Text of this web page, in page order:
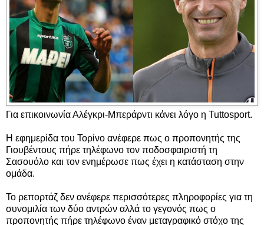
Για επικοινωνία Αλέγκρι-Μπεράρντι κάνει λόγο η Tuttosport.
Η εφημερίδα του Τορίνο ανέφερε πως ο προπονητής της
Γιουβέντους πήρε τηλέφωνο τον ποδοσφαιριστή τη
Σασουόλο και τον ενημέρωσε πως έχει η κατάσταση στην
ομάδα.
Το ρεπορτάζ δεν ανέφερε περισσότερες πληροφορίες για τη
συνομιλία των δύο αντρών αλλά το γεγονός πως ο
προπονητής πήρε τηλέφωνο έναν μεταγραφικό στόχο της